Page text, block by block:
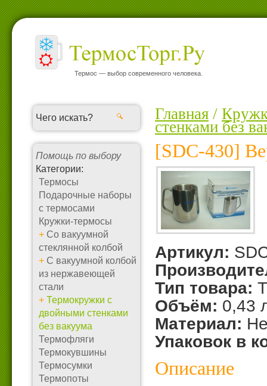
Термос — выбор современного человека.
Помощь по выбору
Категории:
Термосы
Подарочные наборы
с термосами
Кружки-термосы
+ Со вакуумной
стеклянной колбой
+ С вакуумной колбой
из нержавеющей
стали
+ Термокружки с
двойными стенками
без вакуума
Термофляги
Термокувшины
Термосумки
Термопоты
Главная /
стенками без
[SDC-430]
Артикул:
Тип товара:
Объём: 0,43
Материал:
Упаковок в
Описание